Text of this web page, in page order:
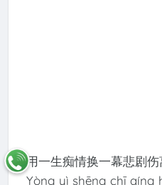
用一生痴情换一幕悲剧伤
Yòng yì shēng chī qíng